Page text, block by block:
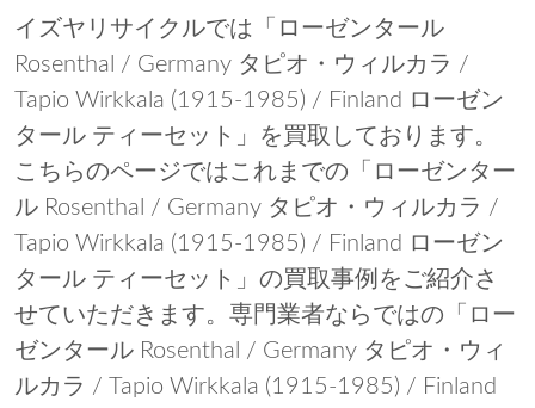
イズヤリサイクルでは「ローゼンタール
Rosenthal / Germany タピオ・ウィルカラ /
Tapio Wirkkala (1915-1985) / Finland ローゼン
タール ティーセット」を買取しております。
こちらのページではこれまでの「ローゼンター
ル Rosenthal / Germany タピオ・ウィルカラ /
Tapio Wirkkala (1915-1985) / Finland ローゼン
タール ティーセット」の買取事例をご紹介さ
せていただきます。専門業者ならではの「ロー
ゼンタール Rosenthal / Germany タピオ・ウィ
ルカラ / Tapio Wirkkala (1915-1985) / Finland